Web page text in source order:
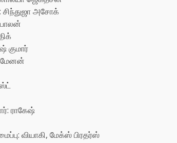
அசோக்
குமார்
மேனன்
ராகேஷ்
வியாகி, மேக்ஸ் பிரதர்ஸ்